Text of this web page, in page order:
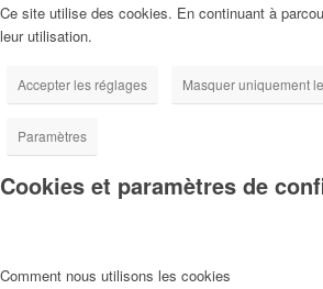
Ce site utilise des cookies. En continuant à
leur utilisation.
Accepter les réglages Masquer uniquement
Paramètres
Cookies et paramètres de
Comment nous utilisons les cookies